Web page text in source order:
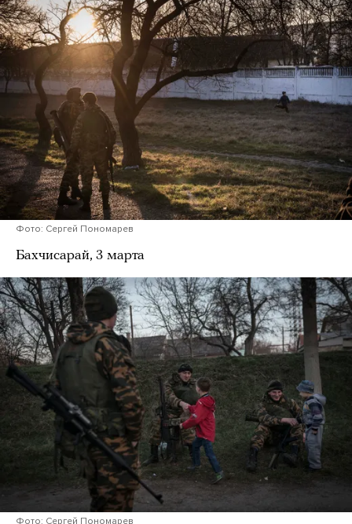
Фото: Сергей Пономарев
Бахчисарай, 3 марта
Фото: Сергей Пономарев